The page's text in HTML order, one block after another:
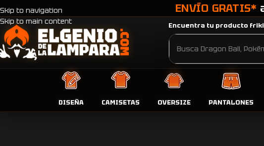
Skip to navigation
Skip to main content
ENVÍO GRATIS*
Encuentra tu producto friki
DISEÑA CAMISETAS OVERSIZE PANTALONES